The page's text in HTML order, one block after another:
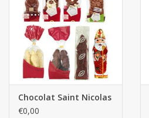
Chocolat Saint Nicolas
€0,00